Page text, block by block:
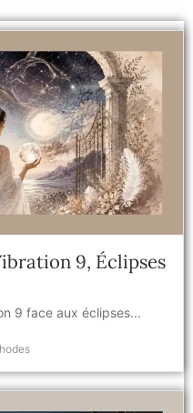
9, Éclipses
9 face aux éclipses...